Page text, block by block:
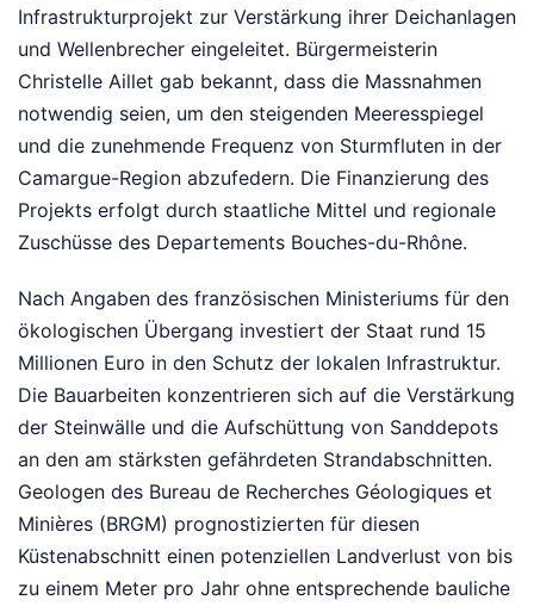
Infrastrukturprojekt zur Verstärkung ihrer Deichanlagen
und Wellenbrecher eingeleitet. Bürgermeisterin
Christelle Aillet gab bekannt, dass die Massnahmen
notwendig seien, um den steigenden Meeresspiegel
und die zunehmende Frequenz von Sturmfluten in der
Camargue-Region abzufedern. Die Finanzierung des
Projekts erfolgt durch staatliche Mittel und regionale
Zuschüsse des Departements Bouches-du-Rhône.
Nach Angaben des französischen Ministeriums für den
ökologischen Übergang investiert der Staat rund 15
Millionen Euro in den Schutz der lokalen Infrastruktur.
Die Bauarbeiten konzentrieren sich auf die Verstärkung
der Steinwälle und die Aufschüttung von Sanddepots
an den am stärksten gefährdeten Strandabschnitten.
Geologen des Bureau de Recherches Géologiques et
Minières (BRGM) prognostizierten für diesen
Küstenabschnitt einen potenziellen Landverlust von bis
zu einem Meter pro Jahr ohne entsprechende bauliche